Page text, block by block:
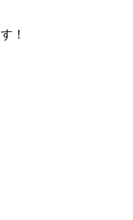
！